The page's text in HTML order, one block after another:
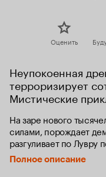
Оценить
Неупокоенная
терроризирует
Мистические
На заре нового
силами, порождает
разгуливает по
камеры
срабатывают, а
Полное описание